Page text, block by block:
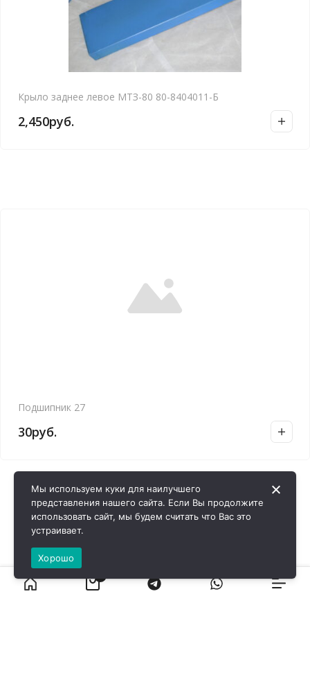
Крыло заднее левое МТЗ-80 80-8404011-Б
2,450руб.
Подшипник 27
30руб.
Мы используем куки для наилучшего
представления нашего сайта. Если Вы продолжите
использовать сайт, мы будем считать что Вас это
устраивает.
Хорошо